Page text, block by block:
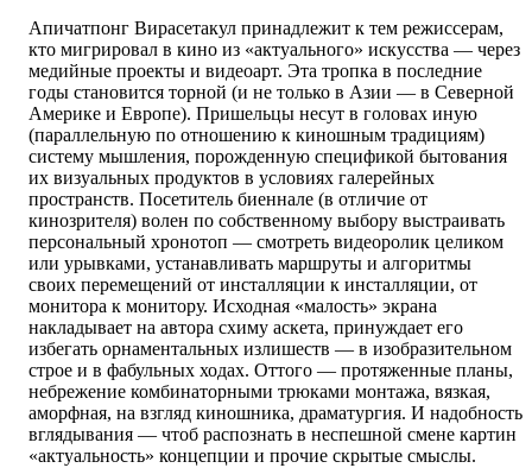
Апичатпонг Вирасетакул принадлежит к тем режиссерам,
кто мигрировал в кино из «актуального» искусства — через
медийные проекты и видеоарт. Эта тропка в последние
годы становится торной (и не только в Азии — в Северной
Америке и Европе). Пришельцы несут в головах иную
(параллельную по отношению к киношным традициям)
систему мышления, порожденную спецификой бытования
их визуальных продуктов в условиях галерейных
пространств. Посетитель биеннале (в отличие от
кинозрителя) волен по собственному выбору выстраивать
персональный хронотоп — смотреть видеоролик целиком
или урывками, устанавливать маршруты и алгоритмы
своих перемещений от инсталляции к инсталляции, от
монитора к монитору. Исходная «малость» экрана
накладывает на автора схиму аскета, принуждает его
избегать орнаментальных излишеств — в изобразительном
строе и в фабульных ходах. Оттого — протяженные планы,
небрежение комбинаторными трюками монтажа, вязкая,
аморфная, на взгляд киношника, драматургия. И надобность
вглядывания — чтоб распознать в неспешной смене картин
«актуальность» концепции и прочие скрытые смыслы.